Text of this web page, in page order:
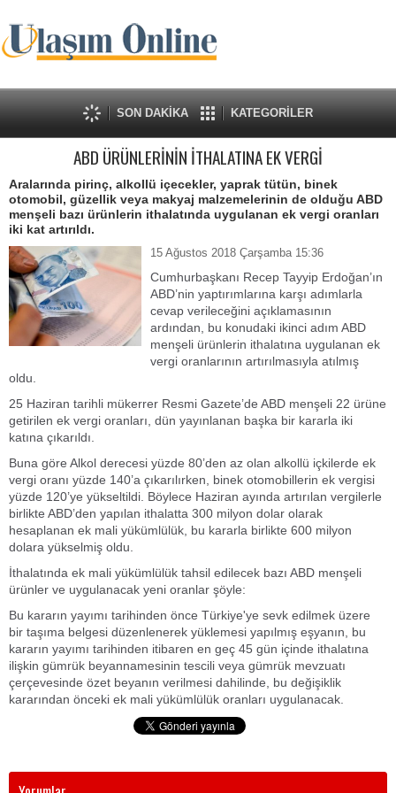
SON DAKİKA KATEGORİLER
ABD ÜRÜNLERİNİN İTHALATINA EK VERGİ
Aralarında pirinç, alkollü içecekler, yaprak tütün, binek
otomobil, güzellik veya makyaj malzemelerinin de olduğu ABD
menşeli bazı ürünlerin ithalatında uygulanan ek vergi oranları
iki kat artırıldı.
15 Ağustos 2018 Çarşamba 15:36
Cumhurbaşkanı Recep Tayyip Erdoğan’ın
ABD’nin yaptırımlarına karşı adımlarla
cevap verileceğini açıklamasının
ardından, bu konudaki ikinci adım ABD
menşeli ürünlerin ithalatına uygulanan ek
vergi oranlarının artırılmasıyla atılmış
oldu.
25 Haziran tarihli mükerrer Resmi Gazete’de ABD menşeli 22 ürüne
getirilen ek vergi oranları, dün yayınlanan başka bir kararla iki
katına çıkarıldı.
Buna göre Alkol derecesi yüzde 80’den az olan alkollü içkilerde ek
vergi oranı yüzde 140’a çıkarılırken, binek otomobillerin ek vergisi
yüzde 120’ye yükseltildi. Böylece Haziran ayında artırılan vergilerle
birlikte ABD’den yapılan ithalatta 300 milyon dolar olarak
hesaplanan ek mali yükümlülük, bu kararla birlikte 600 milyon
dolara yükselmiş oldu.
İthalatında ek mali yükümlülük tahsil edilecek bazı ABD menşeli
ürünler ve uygulanacak yeni oranlar şöyle:
Bu kararın yayımı tarihinden önce Türkiye'ye sevk edilmek üzere
bir taşıma belgesi düzenlenerek yüklemesi yapılmış eşyanın, bu
kararın yayımı tarihinden itibaren en geç 45 gün içinde ithalatına
ilişkin gümrük beyannamesinin tescili veya gümrük mevzuatı
çerçevesinde özet beyanın verilmesi dahilinde, bu değişiklik
kararından önceki ek mali yükümlülük oranları uygulanacak.